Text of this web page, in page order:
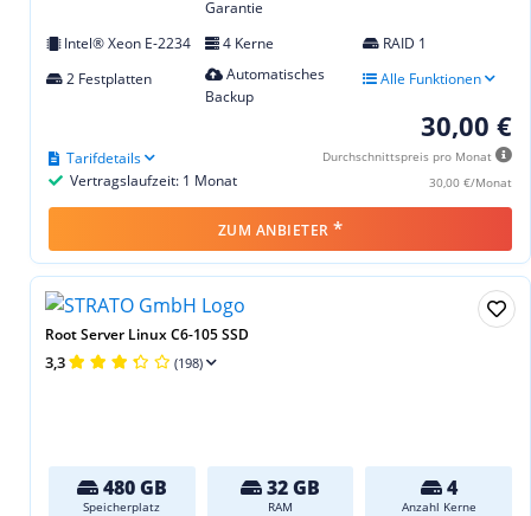
Garantie
Intel® Xeon E-2234
4 Kerne
RAID 1
2 Festplatten
Automatisches
Backup
Alle Funktionen
30,00 €
Durchschnittspreis pro Monat
30,00 €/Monat
Vertragslaufzeit: 1 Monat
Tarifdetails
ZUM ANBIETER *
Root Server Linux C6-105 SSD
3,3 (198)
480 GB
Speicherplatz
32 GB
RAM
4
Anzahl Kerne